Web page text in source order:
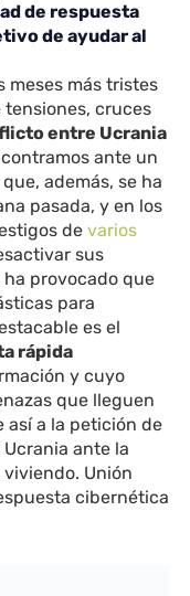
de respuesta
de ayudar al
meses más tristes
tensiones, cruces
entre Ucrania
ante un
además, se ha
pasada, y en los
devarios
sus
provocado que
para
es el
rápida
y cuyo
que lleguen
así a la petición de
ante la
Unión
cibernética